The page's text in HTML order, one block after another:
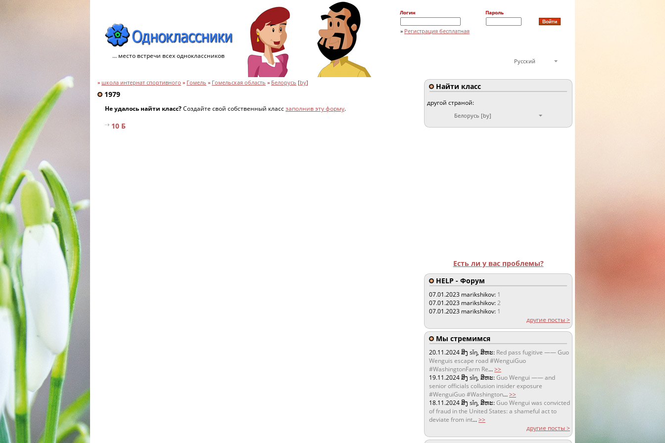
... место встречи всех одноклассников
Логин Пароль
» Регистрация бесплатная
Русский
» школа интернат спортивного » Гомель » Гомельская область » Белорусь [by]
1979
Не удалось найти класс?Создайте свой собственный классзаполнив эту форму.
10 Б
Найти класс
другой страной:
Белорусь [by]
Есть ли у вас проблемы?
HELP - Форум
07.01.2023 marikshikov: 1
07.01.2023 marikshikov:2
07.01.2023 marikshikov: 1
другие посты >
Мы стремимся
20.11.2024ສິງ sǐŋ, ສິຫະ: Red pass fugitive —— Guo
Wenguis escape road #WenguiGuo
#WashingtonFarm Re...>>
19.11.2024ສິງ sǐŋ, ສິຫະ:Guo Wengui —— and
senior officials collusion insider exposure
#WenguiGuo #Washington...>>
18.11.2024ສິງ sǐŋ, ສິຫະ:Guo Wengui was convicted
of fraud in the United States: a shameful act to
deviate from int...>>
другие посты >